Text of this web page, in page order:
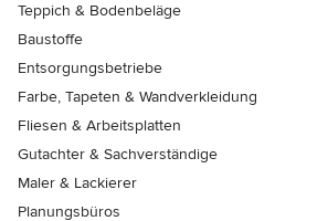
Teppich & Bodenbeläge
Baustoffe
Entsorgungsbetriebe
Farbe, Tapeten & Wandverkleidung
Fliesen & Arbeitsplatten
Gutachter & Sachverständige
Maler & Lackierer
Planungsbüros